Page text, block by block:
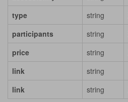
type
string
participants
string
price
string
link
string
link
string